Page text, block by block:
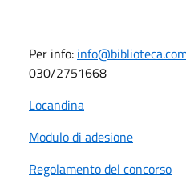
Per info:
030/2751668
Locandina
Modulo di adesione
Regolamento del concorso